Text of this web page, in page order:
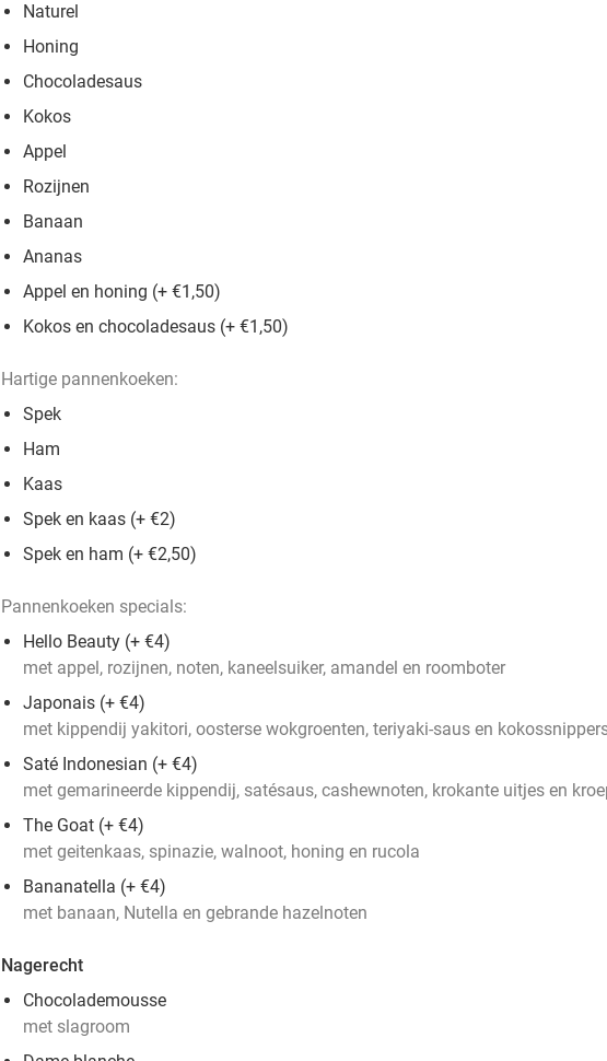
Naturel
Honing
Chocoladesaus
Kokos
Appel
Rozijnen
Banaan
Ananas
Appel en honing (+ €1,50)
Kokos en chocoladesaus (+ €1,50)
Hartige pannenkoeken:
Spek
Ham
Kaas
Spek en kaas (+ €2)
Spek en ham (+ €2,50)
Pannenkoeken specials:
Hello Beauty (+ €4)
met appel, rozijnen, noten, kaneelsuiker, amandel en roomboter
Japonais (+ €4)
met kippendij yakitori, oosterse wokgroenten, teriyaki-saus en
Saté Indonesian (+ €4)
met gemarineerde kippendij, satésaus, cashewnoten, krokante uitjes en
The Goat (+ €4)
met geitenkaas, spinazie, walnoot, honing en rucola
Bananatella (+ €4)
met banaan, Nutella en gebrande hazelnoten
Nagerecht
Chocolademousse
met slagroom